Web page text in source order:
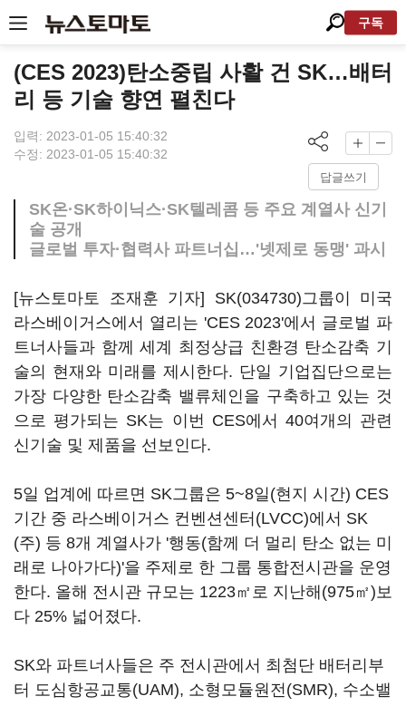
구독
(CES 2023)탄소중립 사활 건 SK…배터
리 등 기술 향연 펼친다
입력: 2023-01-05 15:40:32
수정: 2023-01-05 15:40:32
답글쓰기
SK온·SK하이닉스·SK텔레콤 등 주요 계열사 신기
술 공개
글로벌 투자·협력사 파트너십…'넷제로 동맹' 과시
[뉴스토마토 조재훈 기자] SK(034730)그룹이 미국
라스베이거스에서 열리는 'CES 2023'에서 글로벌 파
트너사들과 함께 세계 최정상급 친환경 탄소감축 기
술의 현재와 미래를 제시한다. 단일 기업집단으로는
가장 다양한 탄소감축 밸류체인을 구축하고 있는 것
으로 평가되는 SK는 이번 CES에서 40여개의 관련
신기술 및 제품을 선보인다.
5일 업계에 따르면 SK그룹은 5~8일(현지 시간) CES
기간 중 라스베이거스 컨벤션센터(LVCC)에서 SK
(주) 등 8개 계열사가 '행동(함께 더 멀리 탄소 없는 미
래로 나아가다)'을 주제로 한 그룹 통합전시관을 운영
한다. 올해 전시관 규모는 1223㎡로 지난해(975㎡)보
다 25% 넓어졌다.
SK와 파트너사들은 주 전시관에서 최첨단 배터리부
터 도심항공교통(UAM), 소형모듈원전(SMR), 수소밸